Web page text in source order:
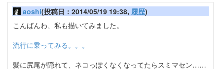
aoshi(投稿日：2014/05/19 19:38, 履歴)
こんばんわ、私も描いてみました。
流行に乗ってみる。。。
髪に尻尾が隠れて、ネコっぽくなくなってたらスミマセン……